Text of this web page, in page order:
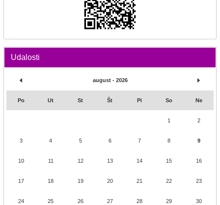
Udalosti
august - 2026
Po Ut St Št Pi So Ne
1 2
3 4 5 6 7 8 9
10 11 12 13 14 15 16
17 18 19 20 21 22 23
24 25 26 27 28 29 30